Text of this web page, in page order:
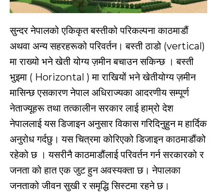
सुन्दर नेपालको एकिकृत बस्तीको परिकल्पना काठमाडौं
अथवा अन्य सहरहरूको परिवर्तन। बस्ती ठाडो (vertical)
मा राख्यो भने खेती योग्य ज़मीन बचाउन सकिन्छ । बस्ती
भुइमा ( Horizontal ) मा राखियों भने खेतीयोग्य ज़मीन
मासिन्छ एसकारण नेपाल अधिराज्यका आदरणीय सम्पूर्ण
नेताज्यूहरू तथा तत्कालीन सरकार लाई हाम्रो देश
नेपाललाई यस डिजाइन अनुसार विकास गरिदिनुहुन म हार्दिक
अनुरोध गर्दछु। यस चित्रमा कोरिएको डिजाइन काठमाडौंको
रहेको छ । यसरीनै काठमाडौंलाई परिवर्तन गर्न सरकारको र
जनता को हात एक जुट हुन अवस्यक्ता छ। नेपालका
जनताको जीवन सुखी र समृद्धि सिस्टमा रहने छ।